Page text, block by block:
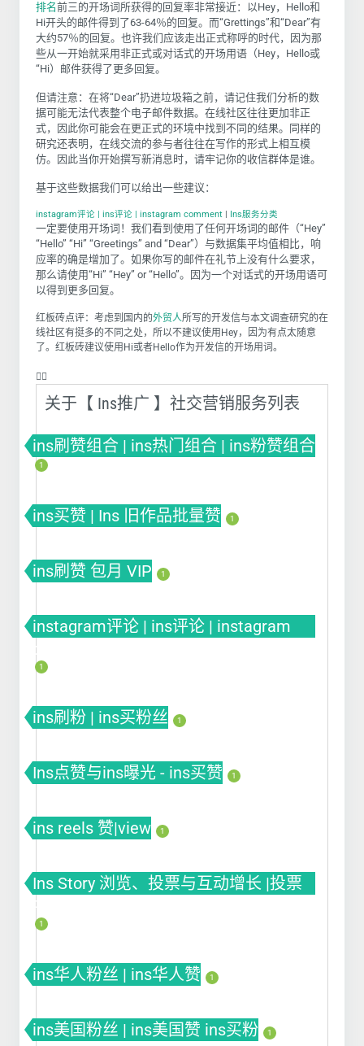
排名前三的开场词所获得的回复率非常接近：以Hey，Hello和
Hi开头的邮件得到了63-64％的回复。而“Grettings”和“Dear”有
大约57％的回复。也许我们应该走出正式称呼的时代，因为那
些从一开始就采用非正式或对话式的开场用语（Hey，Hello或
“Hi）邮件获得了更多回复。
但请注意：在将“Dear”扔进垃圾箱之前，请记住我们分析的数
据可能无法代表整个电子邮件数据。在线社区往往更加非正
式，因此你可能会在更正式的环境中找到不同的结果。同样的
研究还表明，在线交流的参与者往往在写作的形式上相互模
仿。因此当你开始撰写新消息时，请牢记你的收信群体是谁。
基于这些数据我们可以给出一些建议：
instagram评论 | ins评论 | instagram comment Ins服务分类
一定要使用开场词！ 我们看到使用了任何开场词的邮件（“Hey”
“Hello” “Hi” “Greetings” and “Dear”）与数据集平均值相比，响
应率的确是增加了。 如果你写的邮件在礼节上没有什么要求，
那么请使用“Hi” “Hey” or “Hello”。因为一个对话式的开场用语可
以得到更多回复。
红板砖点评：考虑到国内的外贸人所写的开发信与本文调查研究的在
线社区有挺多的不同之处，所以不建议使用Hey，因为有点太随意
了。红板砖建议使用Hi或者Hello作为开发信的开场用词。
❤️‍🔥
关于【 Ins推广 】社交营销服务列表
ins刷赞组合 | ins热门组合 | ins粉赞组合
1
ins买赞 | Ins 旧作品批量赞 1
ins刷赞 包月 VIP 1
instagram评论 | ins评论 | instagram
comment
1
ins刷粉 | ins买粉丝 1
Ins点赞与ins曝光 - ins买赞 1
ins reels 赞|view 1
Ins Story 浏览、投票与互动增长 |投票
Poll
1
ins华人粉丝 | ins华人赞 1
ins美国粉丝 | ins美国赞 ins买粉 1